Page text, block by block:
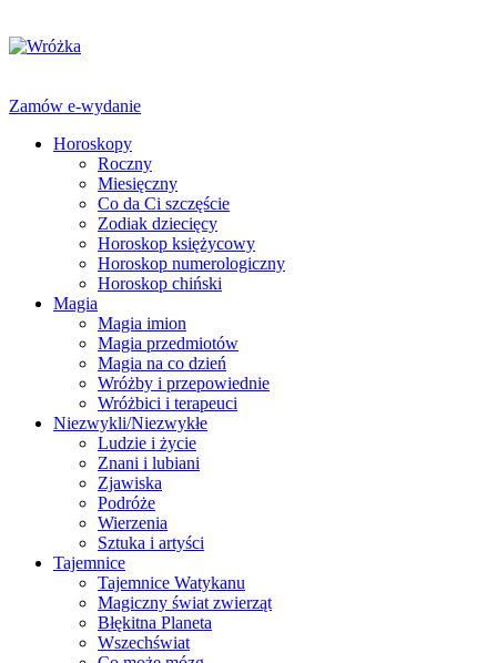
Zamów e-wydanie
Horoskopy
Roczny
Miesięczny
Co da Ci szczęście
Zodiak dziecięcy
Horoskop księżycowy
Horoskop numerologiczny
Horoskop chiński
Magia
Magia imion
Magia przedmiotów
Magia na co dzień
Wróżby i przepowiednie
Wróżbici i terapeuci
Niezwykli/Niezwykłe
Ludzie i życie
Znani i lubiani
Zjawiska
Podróże
Wierzenia
Sztuka i artyści
Tajemnice
Tajemnice Watykanu
Magiczny świat zwierząt
Błękitna Planeta
Wszechświat